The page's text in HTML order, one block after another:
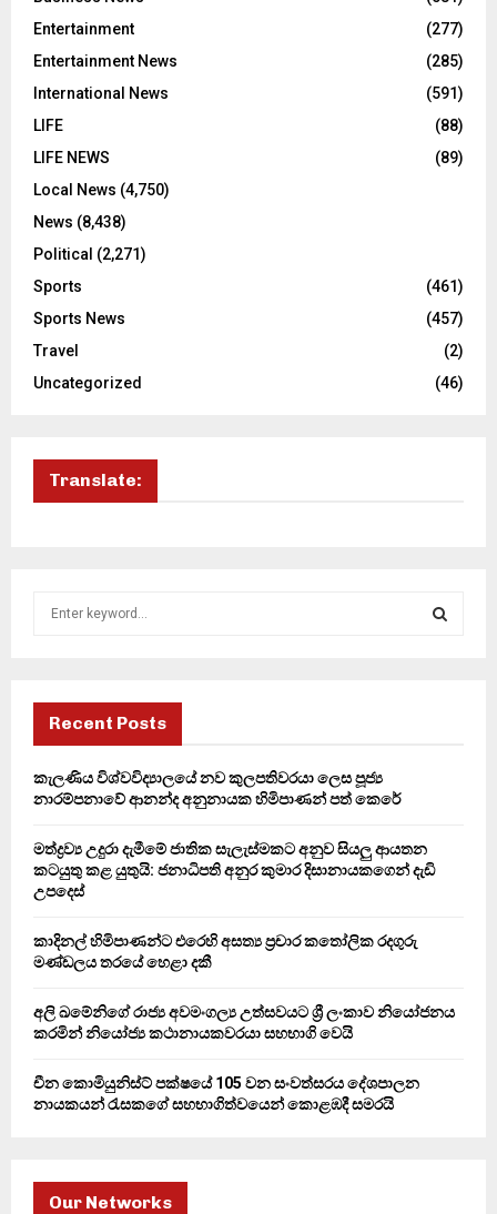
Entertainment
(277)
Entertainment News
(285)
International News
(591)
LIFE
(88)
LIFE NEWS
(89)
Local News (4,750)
News (8,438)
Political (2,271)
Sports
(461)
Sports News
(457)
Travel
(2)
Uncategorized
(46)
Translate:
f
r
H
Recent Posts
කැලණිය විශ්වවිද්‍යාලයේ නව කුලපතිවරයා ලෙස පූජ්‍ය
නාරම්පනාවේ ආනන්ද අනුනායක හිමිපාණන් පත් කෙරේ
මත්ද්‍රව්‍ය උදුරා දැමීමේ ජාතික සැලැස්මකට අනුව සියලු ආයතන
කටයුතු කළ යුතුයි: ජනාධිපති අනුර කුමාර දිසානායකගෙන් දැඩි
උපදෙස්
කාදිනල් හිමිපාණන්ට එරෙහි අසත්‍ය ප්‍රචාර කතෝලික රදගුරු
මණ්ඩලය තරයේ හෙළා දකී
අලි ඛමේනිගේ රාජ්‍ය අවමංගල්‍ය උත්සවයට ශ්‍රී ලංකාව නියෝජනය
කරමින් නියෝජ්‍ය කථානායකවරයා සහභාගි වෙයි
චීන කොමියුනිස්ට් පක්ෂයේ 105 වන සංවත්සරය දේශපාලන
නායකයන් රැසකගේ සහභාගිත්වයෙන් කොළඹදී සමරයි
Our Networks